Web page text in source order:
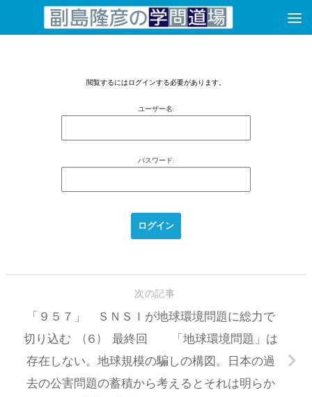
コンテンツへスキップ
閲覧するにはログインする必要があります。
ユーザー名:
パスワード:
次の記事
「９５７」 ＳＮＳＩが地球環境問題に総力で
切り込む (６) 最終回 「地球環境問題」は
存在しない。地球規模の騙しの構図。日本の過
去の公害問題の蓄積から考えるとそれは明らか